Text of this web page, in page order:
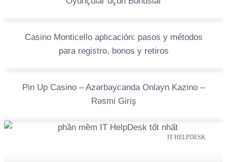
Casino Monticello aplicación: pasos y métodos
para registro, bonos y retiros
Pin Up Casino – Azərbaycanda Onlayn Kazino –
Rəsmi Giriş
IT HELPDESK